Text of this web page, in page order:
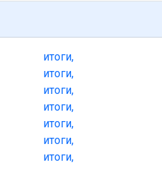
итоги,
итоги,
итоги,
итоги,
итоги,
итоги,
итоги,